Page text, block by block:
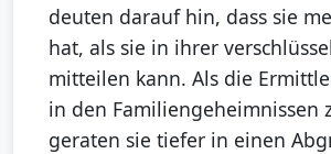
deuten darauf hin, dass sie
hat, als sie in ihrer
mitteilen kann. Als die
in den Familiengeheimnissen
geraten sie tiefer in einen